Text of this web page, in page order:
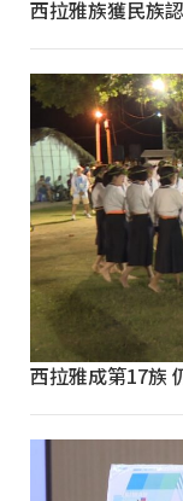
西拉雅族獲民族
西拉雅成第17族